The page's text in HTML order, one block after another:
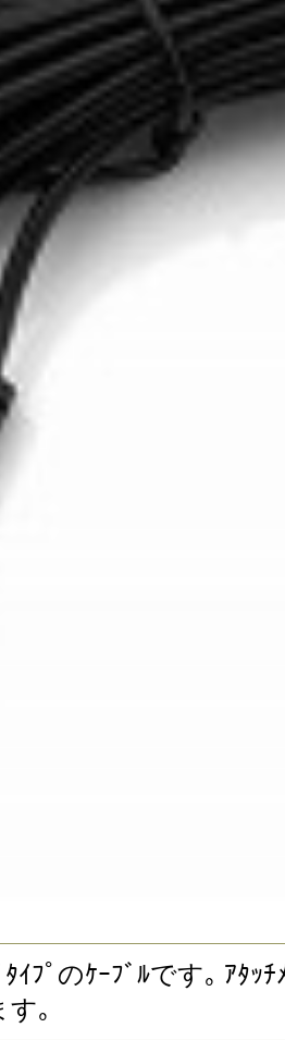
ｲﾌﾟのｹｰﾌﾞﾙです｡ ｱﾀ
｡